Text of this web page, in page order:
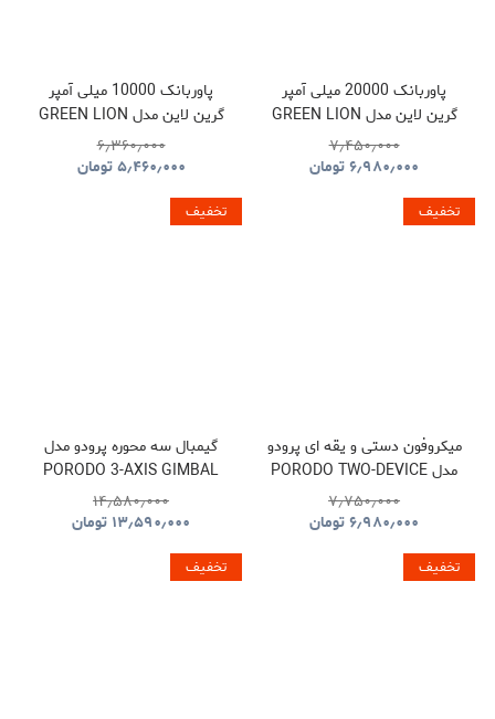
پاوربانک 20000 میلی آمپر
گرین لاین مدل GREEN LION
LUZERN GNLEZ20KPBBK
۷٫۴۵۰٫۰۰۰
۶٫۹۸۰٫۰۰۰تومان
پاوربانک 10000 میلی آمپر
گرین لاین مدل GREEN LION
LUZERN GNLEZ10KPBBK
۶٫۳۶۰٫۰۰۰
۵٫۴۶۰٫۰۰۰تومان
تخفیف
میکروفون دستی و یقه ای پرودو
مدل PORODO TWO-DEVICE
CONNECT HANDHELD
LAVALIER MICROPHONE
۷٫۷۵۰٫۰۰۰
۶٫۹۸۰٫۰۰۰تومان
تخفیف
گیمبال سه محوره پرودو مدل
PORODO 3-AXIS GIMBAL
STABILIZER PDLFST127BK
۱۴٫۵۸۰٫۰۰۰
۱۳٫۵۹۰٫۰۰۰ تومان
تخفیف تخفیف